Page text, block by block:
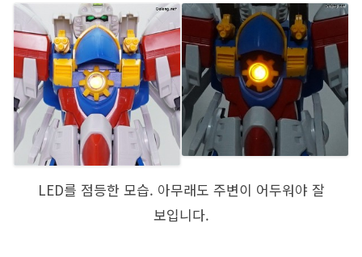
LED를 점등한 모습. 아무래도 주변이 어두워야 잘
보입니다.